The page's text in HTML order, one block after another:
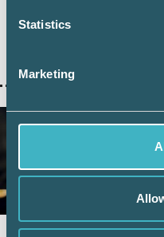
Statistics
Marketing
lämnade in sin
antalet överstiger 100
ger färre kompletteringar